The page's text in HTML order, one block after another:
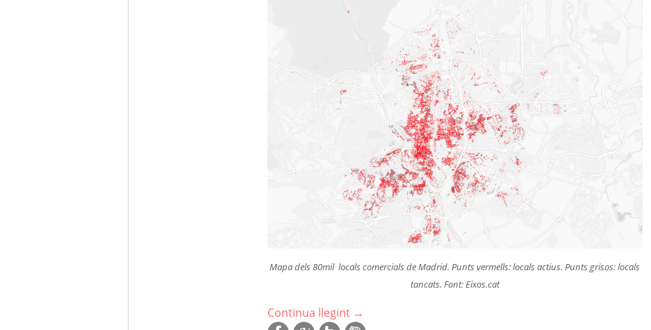
Mapa dels 80mil locals comercials de Madrid. Punts vermells: locals actius. Punts grisos: locals
tancats. Font: Eixos.cat
Continua llegint →